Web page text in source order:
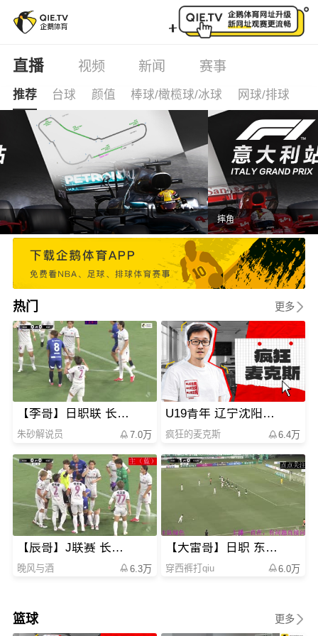
企鹅体育直播-超清体育赛事直播平台_体育视频在线观看
直播 视频 新闻 赛事
推荐 台球 颜值 棒球/橄榄球/冰球 网球/排球
摔角
热门 更多
【李哥】日职联 长崎成功丸vs京都
朱砂解说员 7.0万
U19青年 辽宁沈阳三生-新疆广汇
疯狂的麦克斯 6.4万
【辰哥】J联赛 长崎成功丸-京都
晚风与酒 6.3万
【大雷哥】日职 东京绿茵vs川崎前锋
穿西裤打qiu 6.0万
篮球 更多